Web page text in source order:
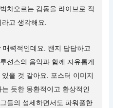
차오르는 감동을 라이브로 직
고 생각해요.
력적인데요. 왠지 답답하고
션스의 음악과 함께 자유롭게
을 것 같아요. 포스터 이미지
듯한 몽환적이고 환상적인
들의 섬세하면서도 파워풀한